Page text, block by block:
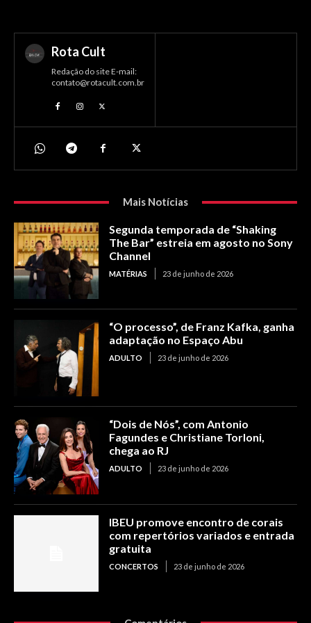
Rota Cult
Redação do site E-mail:
contato@rotacult.com.br
Mais Notícias
Segunda temporada de “Shaking
The Bar” estreia em agosto no Sony
Channel
MATÉRIAS 23 de junho de 2026
“O processo”, de Franz Kafka, ganha
adaptação no Espaço Abu
ADULTO 23 de junho de 2026
“Dois de Nós”, com Antonio
Fagundes e Christiane Torloni,
chega ao RJ
ADULTO 23 de junho de 2026
IBEU promove encontro de corais
com repertórios variados e entrada
gratuita
CONCERTOS 23 de junho de 2026